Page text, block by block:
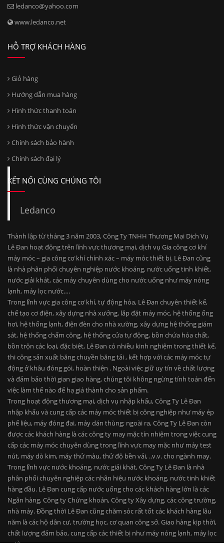
ledanco@yahoo.com
www.ledanco.net
HỖ TRỢ KHÁCH HÀNG
Giỏ hàng
Hướng dẫn mua hàng
Hình thức thanh toán
Hình thức vận chuyển
Chính sách bảo hành
Chính sách đại lý
KẾT NỐI CÙNG CHÚNG TÔI
Ledanco
Thành lập từ tháng 3 năm 2003, Công Ty TNHH Thương Mại Dịch Vụ
Lê Đan hoạt động trên lĩnh vực thương mại, dịch vụ Gia công cơ khí
máy móc – gia công cơ khí chính xác – máy móc thiết bị. Lê Đan cũng
là nhà phân phối chuyên nghiệp nước khoáng, nước uống tinh khiết,
nước giải khát, các máy chuyên dùng cho nước uống như máy nóng
lạnh, máy lọc nước….
Trong lĩnh vực gia công cơ khí, tự động hóa, Lê Đan chuyên thiết kế,
chế tạo cơ điện, xây dựng nhà xưởng, lắp đặt máy móc, hệ thống ống
hơi, hệ thống lạnh, điện đèn cho nhà xường, xây dựng hệ thống giám
sát, hệ thống chấm công, hệ thống cửa tự động, bồn chứa hóa chất,
bồn trộn các loại, đặc biệt, Lê Đan có nhiều kinh nghiệm trong thiết kế,
thi công sản xuất băng chuyền băng tải , kết hợp với các máy móc tự
động ở khâu đóng gói, hoàn thiện . Ngoài việc giữ uy tín về chất lượng
và đảm bảo thời gian giao hàng, chúng tôi không ngừng tính toán đến
việc làm thế nào để hạ giá thành cho sản phẩm.
Trong hoạt động thương mại, dịch vụ nhập khẩu, Công Ty Lê Đan
nhập khẩu và cung cấp các máy móc thiết bị công nghiệp như máy ép
phế liệu, máy đóng đai, máy dán thùng; ngoài ra, Công Ty Lê Đan còn
được các khách hàng là các công ty may mặc tín nhiệm trong việc cung
cấp các máy móc chuyên dùng trong lĩnh vực may mặc như máy test
nút, máy dò kim, máy thử màu, thử độ bền vải, ..v.v. cho ngành may.
Trong lĩnh vực nước khoáng, nước giải khát, Công Ty Lê Đan là nhà
phân phối chuyên nghiệp các nhãn hiệu nước khoáng, nước tinh khiết
hàng đầu. Lê Đan cung cấp nước uống cho các khách hàng lớn là các
Ngân hàng, Công ty Chứng khoán, Công ty Xây dựng, các công trường,
nhà máy. Đồng thời Lê Đan cũng chăm sóc rất tốt các khách hàng lâu
năm là các hộ dân cư, trường học, cơ quan công sở. Giao hàng kịp thời,
chất lượng đảm bảo, cung cấp các thiết bị như máy nóng lạnh, máy lọc
nước.